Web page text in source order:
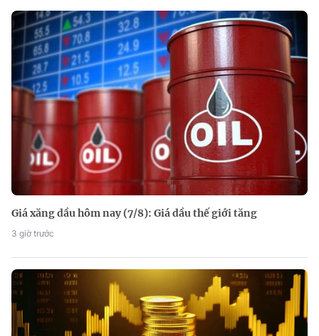
Giá xăng dầu hôm nay (7/8): Giá dầu thế giới tăng
3 giờ trước